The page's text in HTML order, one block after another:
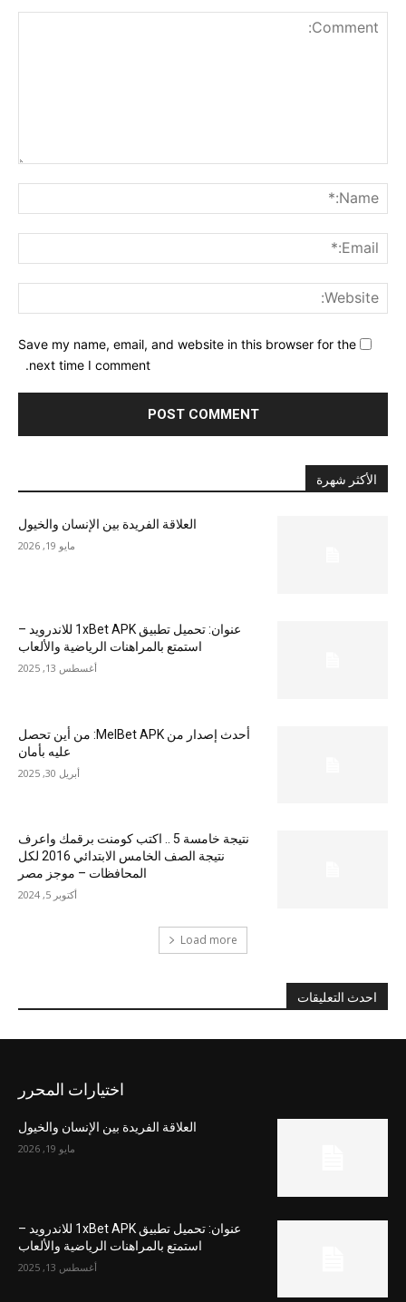
Save my name, email, and website in this browser for the
next time I comment.
الأكثر شهرة
العلاقة الفريدة بين الإنسان والخيول
مايو 19, 2026
عنوان: تحميل تطبيق 1xBet APK للاندرويد –
استمتع بالمراهنات الرياضية والألعاب
أغسطس 13, 2025
أحدث إصدار من MelBet APK: من أين تحصل
عليه بأمان
أبريل 30, 2025
نتيجة خامسة 5 .. اكتب كومنت برقمك واعرف
نتيجة الصف الخامس الابتدائي 2016 لكل
المحافظات – موجز مصر
أكتوبر 5, 2024
Load more
احدث التعليقات
اختيارات المحرر
العلاقة الفريدة بين الإنسان والخيول
مايو 19, 2026
عنوان: تحميل تطبيق 1xBet APK للاندرويد –
استمتع بالمراهنات الرياضية والألعاب
أغسطس 13, 2025